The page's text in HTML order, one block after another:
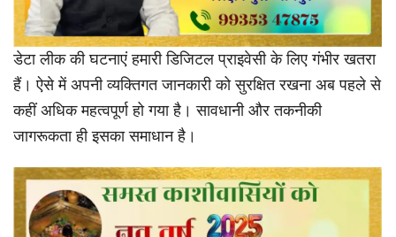
डेटा लीक की घटनाएं हमारी डिजिटल प्राइवेसी के लिए गंभीर खतरा
हैं। ऐसे में अपनी व्यक्तिगत जानकारी को सुरक्षित रखना अब पहले से
कहीं अधिक महत्वपूर्ण हो गया है। सावधानी और तकनीकी
जागरूकता ही इसका समाधान है।